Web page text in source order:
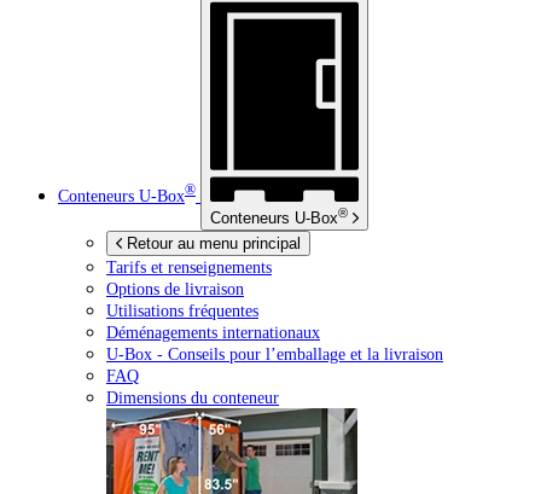
Conteneurs U-Box®
Conteneurs U-Box®
Retour au menu principal
Tarifs et renseignements
Options de livraison
Utilisations fréquentes
Déménagements internationaux
U-Box - Conseils pour l’emballage et la livraison
FAQ
Dimensions du conteneur